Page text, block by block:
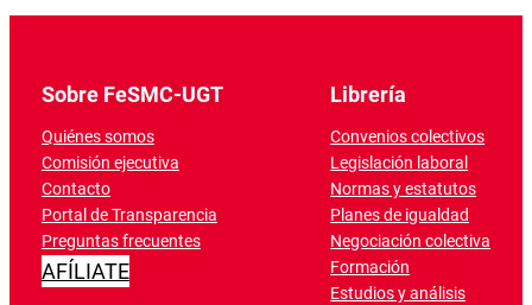
Sobre FeSMC-UGT
Quiénes somos
Comisión ejecutiva
Contacto
Portal de Transparencia
Preguntas frecuentes
AFÍLIATE
Librería
Convenios colectivos
Legislación laboral
Normas y estatutos
Planes de igualdad
Negociación colectiva
Formación
Estudios y análisis